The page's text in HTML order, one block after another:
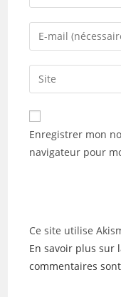
your
name
comment
Enter
your
email
address
comment
Saisir
l’URL
de
votre
(facultatif)
Enregistrer mon
navigateur pour
Ce site utilise
En savoir plus sur
commentaires